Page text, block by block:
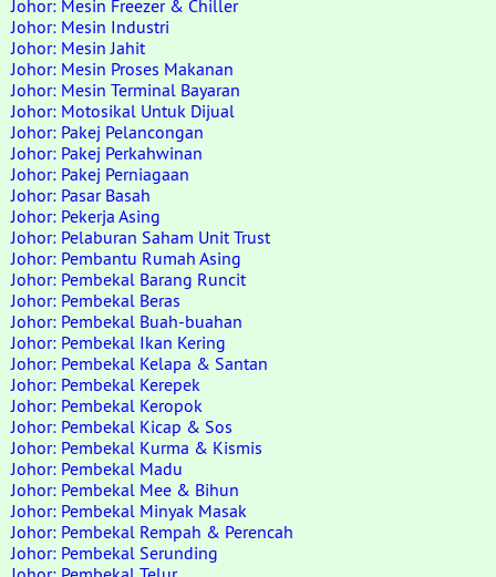
Johor: Mesin Freezer & Chiller
Johor: Mesin Industri
Johor: Mesin Jahit
Johor: Mesin Proses Makanan
Johor: Mesin Terminal Bayaran
Johor: Motosikal Untuk Dijual
Johor: Pakej Pelancongan
Johor: Pakej Perkahwinan
Johor: Pakej Perniagaan
Johor: Pasar Basah
Johor: Pekerja Asing
Johor: Pelaburan Saham Unit Trust
Johor: Pembantu Rumah Asing
Johor: Pembekal Barang Runcit
Johor: Pembekal Beras
Johor: Pembekal Buah-buahan
Johor: Pembekal Ikan Kering
Johor: Pembekal Kelapa & Santan
Johor: Pembekal Kerepek
Johor: Pembekal Keropok
Johor: Pembekal Kicap & Sos
Johor: Pembekal Kurma & Kismis
Johor: Pembekal Madu
Johor: Pembekal Mee & Bihun
Johor: Pembekal Minyak Masak
Johor: Pembekal Rempah & Perencah
Johor: Pembekal Serunding